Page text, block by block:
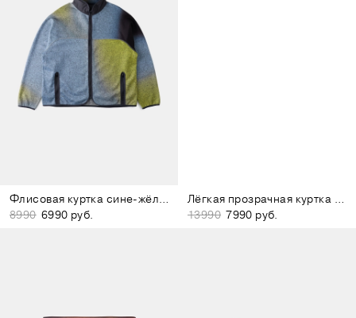
Флисовая куртка сине-жёлтая
8990 6990 руб.
Лёгкая прозрачная куртка серая
13990 7990 руб.